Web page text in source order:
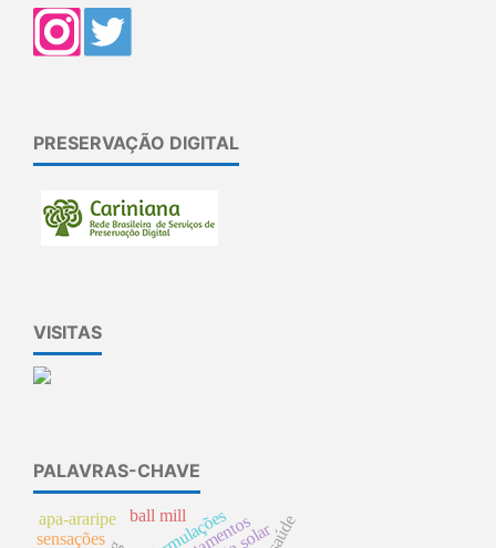
PRESERVAÇÃO DIGITAL
VISITAS
PALAVRAS-CHAVE
sensações
apa-araripe formulações
ball mill